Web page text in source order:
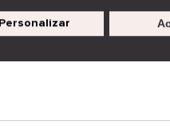
Personalizar
provocar efectos adversos
provocar efectos adversos